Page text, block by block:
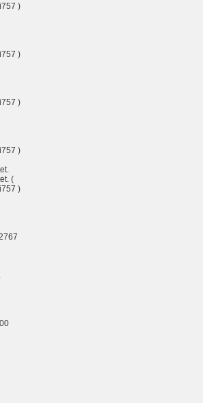
)
)
)
)
(
)